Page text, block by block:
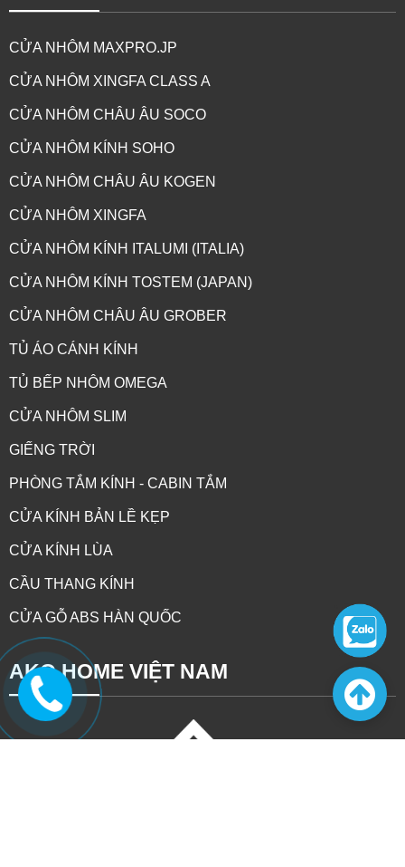
CỬA ĐI MỞ QUAY HỆ 65 - NHÔM GROBER
CỬA SỔ MỞ QUAY HỆ 65 - NHÔM GROBER
CỬA NHÔM MAXPRO.JP
CỬA NHÔM XINGFA CLASS A
CỬA NHÔM CHÂU ÂU SOCO
CỬA NHÔM KÍNH SOHO
CỬA NHÔM CHÂU ÂU KOGEN
CỬA NHÔM XINGFA
CỬA NHÔM KÍNH ITALUMI (ITALIA)
CỬA NHÔM KÍNH TOSTEM (JAPAN)
CỬA NHÔM CHÂU ÂU GROBER
TỦ ÁO CÁNH KÍNH
TỦ BẾP NHÔM OMEGA
CỬA NHÔM SLIM
GIẾNG TRỜI
PHÒNG TẮM KÍNH - CABIN TẮM
CỬA KÍNH BẢN LỀ KẸP
CỬA KÍNH LÙA
CẦU THANG KÍNH
CỬA GỖ ABS HÀN QUỐC
AKO HOME VIỆT NAM